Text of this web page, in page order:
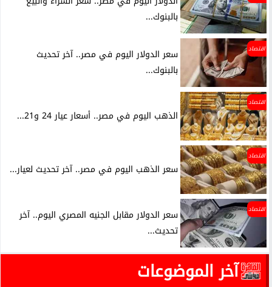
بالبنوك...
اقتصاد
سعر الدولار اليوم في مصر.. آخر تحديث
بالبنوك...
اقتصاد
الذهب اليوم في مصر.. أسعار عيار 24 و21...
اقتصاد
سعر الذهب اليوم في مصر.. آخر تحديث لعيار...
اقتصاد
سعر الدولار مقابل الجنيه المصري اليوم.. آخر
تحديث...
آخر الموضوعات